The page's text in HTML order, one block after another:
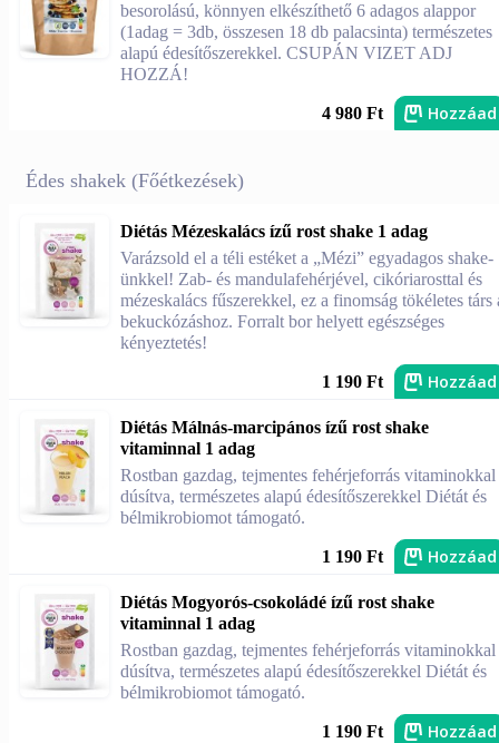
besorolású, könnyen elkészíthető 6 adagos alappor
(1adag = 3db, összesen 18 db palacsinta) természetes
alapú édesítőszerekkel. CSUPÁN VIZET ADJ
HOZZÁ!
4 980 Ft Hozzáad
Édes shakek (Főétkezések)
Diétás Mézeskalács ízű rost shake 1 adag
Varázsold el a téli estéket a „Mézi” egyadagos shake-
ünkkel! Zab- és mandulafehérjével, cikóriarosttal és
mézeskalács fűszerekkel, ez a finomság tökéletes társ
bekuckózáshoz. Forralt bor helyett egészséges
kényeztetés!
1 190 Ft Hozzáad
Diétás Málnás-marcipános ízű rost shake
vitaminnal 1 adag
Rostban gazdag, tejmentes fehérjeforrás vitaminokkal
dúsítva, természetes alapú édesítőszerekkel Diétát és
bélmikrobiomot támogató.
1 190 Ft Hozzáad
Diétás Mogyorós-csokoládé ízű rost shake
vitaminnal 1 adag
Rostban gazdag, tejmentes fehérjeforrás vitaminokkal
dúsítva, természetes alapú édesítőszerekkel Diétát és
bélmikrobiomot támogató.
1 190 Ft Hozzáad